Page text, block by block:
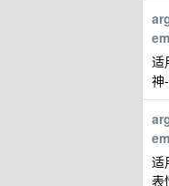
适
神
适
表